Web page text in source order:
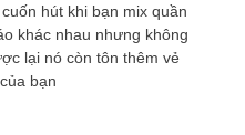
hút khi bạn mix quần
khác nhau nhưng không
lại nó còn tôn thêm vẻ
bạn